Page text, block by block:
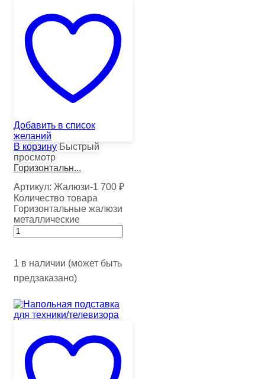
Добавить в список
желаний
В корзину Быстрый
просмотр
Горизонтальн...
Артикул: Жалюзи-1 700 ₽
Количество товара
Горизонтальные жалюзи
металлические
1 в наличии (может быть
предзаказано)